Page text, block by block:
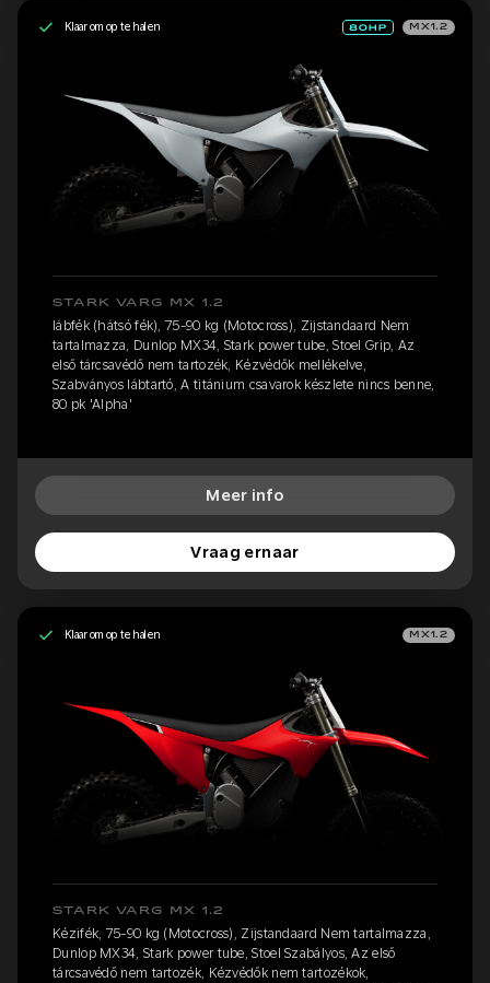
Klaar om op te halen MX1.2
STARK VARG MX 1.2
lábfék (hátsó fék), 75-90 kg (Motocross), Zijstandaard Nem
tartalmazza, Dunlop MX34, Stark power tube, Stoel Grip, Az
első tárcsavédő nem tartozék, Kézvédők mellékelve,
Szabványos lábtartó, A titánium csavarok készlete nincs benne,
80 pk 'Alpha'
Meer info
Vraag ernaar
Klaar om op te halen MX1.2
STARK VARG MX 1.2
Kézifék, 75-90 kg (Motocross), Zijstandaard Nem tartalmazza,
Dunlop MX34, Stark power tube, Stoel Szabályos, Az első
tárcsavédő nem tartozék, Kézvédők nem tartozékok,